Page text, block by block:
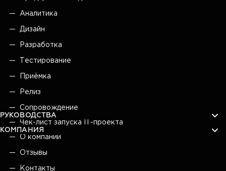
Аналитика
Дизайн
Разработка
Тестирование
Приёмка
Релиз
Сопровождение
РУКОВОДСТВА
Чек-лист запуска IT-проекта
КОМПАНИЯ
О компании
Отзывы
Контакты